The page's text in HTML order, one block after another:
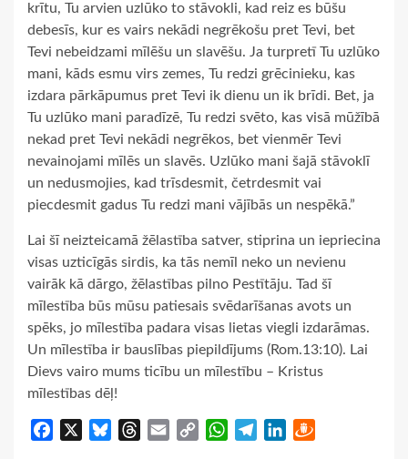
krītu, Tu arvien uzlūko to stāvokli, kad reiz es būšu
debesīs, kur es vairs nekādi negrēkošu pret Tevi, bet
Tevi nebeidzami mīlēšu un slavēšu. Ja turpretī Tu uzlūko
mani, kāds esmu virs zemes, Tu redzi grēcinieku, kas
izdara pārkāpumus pret Tevi ik dienu un ik brīdi. Bet, ja
Tu uzlūko mani paradīzē, Tu redzi svēto, kas visā mūžībā
nekad pret Tevi nekādi negrēkos, bet vienmēr Tevi
nevainojami mīlēs un slavēs. Uzlūko mani šajā stāvoklī
un nedusmojies, kad trīsdesmit, četrdesmit vai
piecdesmit gadus Tu redzi mani vājībās un nespēkā.”
Lai šī neizteicamā žēlastība satver, stiprina un iepriecina
visas uzticīgās sirdis, ka tās nemīl neko un nevienu
vairāk kā dārgo, žēlastības pilno Pestītāju. Tad šī
mīlestība būs mūsu patiesais svēdarīšanas avots un
spēks, jo mīlestība padara visas lietas viegli izdarāmas.
Un mīlestība ir bauslības piepildījums (Rom.13:10). Lai
Dievs vairo mums ticību un mīlestību – Kristus
mīlestības dēļ!
Facebook BlueskyThreads
Email
Copy
WhatsApp
TelegramLinkedIn